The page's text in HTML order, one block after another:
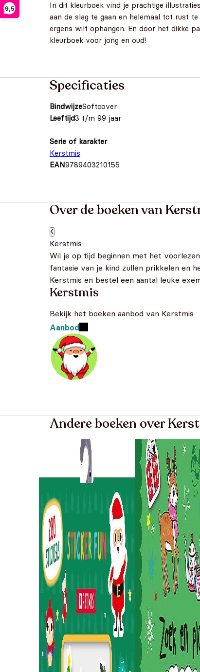
9,5
In dit kleurboek vind je prachtige
aan de slag te gaan en helemaal tot rust
ergens wilt ophangen. En door het dikke
kleurboek voor jong en oud!
Specificaties
BindwijzeSoftcover
Leeftijd3 t/m 99 jaar
Serie of karakter
Kerstmis
EAN9789403210155
Over de boeken van
Kerstmis
Wil je op tijd beginnen met het
fantasie van je kind zullen prikkelen en
Kerstmis en bestel een aantal leuke
Kerstmis
Bekijk het boeken aanbod van Kerstmis
Aanbod
Andere boeken over